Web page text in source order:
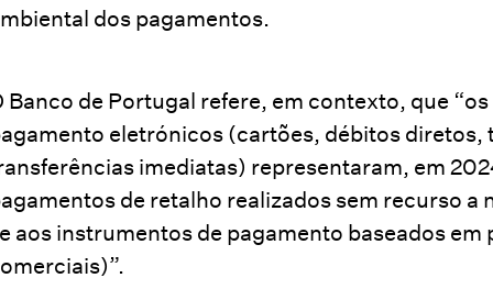
dos pagamentos.
Banco de Portugal refere, em contexto, que
eletrónicos (cartões, débitos diretos,
imediatas) representaram, em
de retalho realizados sem recurso
aos instrumentos de pagamento baseados em